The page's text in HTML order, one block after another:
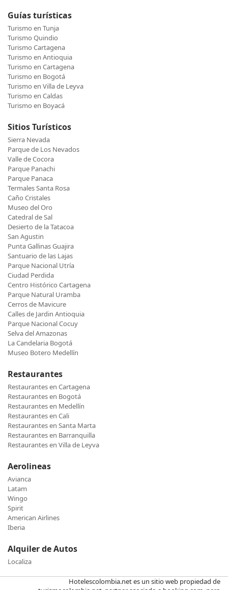
Guías turísticas
Turismo en Tunja
Turismo Quindio
Turismo Cartagena
Turismo en Antioquia
Turismo en Cartagena
Turismo en Bogotá
Turismo en Villa de Leyva
Turismo en Caldas
Turismo en Boyacá
Sitios Turísticos
Sierra Nevada
Parque de Los Nevados
Valle de Cocora
Parque Panachi
Parque Panaca
Termales Santa Rosa
Caño Cristales
Museo del Oro
Catedral de Sal
Desierto de la Tatacoa
San Agustin
Punta Gallinas Guajira
Santuario de las Lajas
Parque Nacional Utría
Ciudad Perdida
Centro Histórico Cartagena
Parque Natural Uramba
Cerros de Mavicure
Calles de Jardin Antioquia
Parque Nacional Cocuy
Selva del Amazonas
La Candelaria Bogotá
Museo Botero Medellín
Restaurantes
Restaurantes en Cartagena
Restaurantes en Bogotá
Restaurantes en Medellín
Restaurantes en Cali
Restaurantes en Santa Marta
Restaurantes en Barranquilla
Restaurantes en Villa de Leyva
Aerolineas
Avianca
Latam
Wingo
Spirit
American Airlines
Iberia
Alquiler de Autos
Localiza
Hotelescolombia.net es un sitio web propiedad de